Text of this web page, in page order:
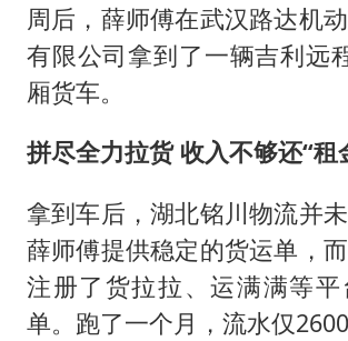
周后，薛师傅在武汉路达机
有限公司拿到了一辆吉利远
厢货车。
拼尽全力拉货 收入不够还“租
拿到车后，湖北铭川物流并
薛师傅提供稳定的货运单，
注册了货拉拉、运满满等
单。跑了一个月，流水仅